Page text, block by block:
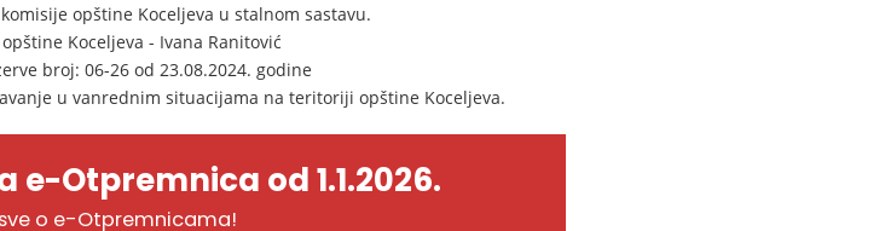
opštine Koceljeva u stalnom sastavu.
Koceljeva - Ivana Ranitović
broj: 06-26 od 23.08.2024. godine
u vanrednim situacijama na teritoriji opštine Koceljeva.
e-Otpremnica od 1.1.2026.
o e-Otpremnicama!